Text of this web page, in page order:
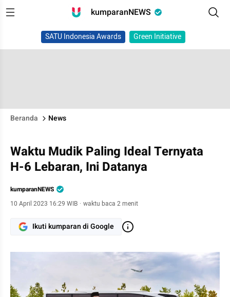
kumparanNEWS
SATU Indonesia Awards Green Initiative
Beranda News
Waktu Mudik Paling Ideal Ternyata
H-6 Lebaran, Ini Datanya
kumparanNEWS
10 April 2023 16:29 WIB · waktu baca 2 menit
Ikuti kumparan di Google